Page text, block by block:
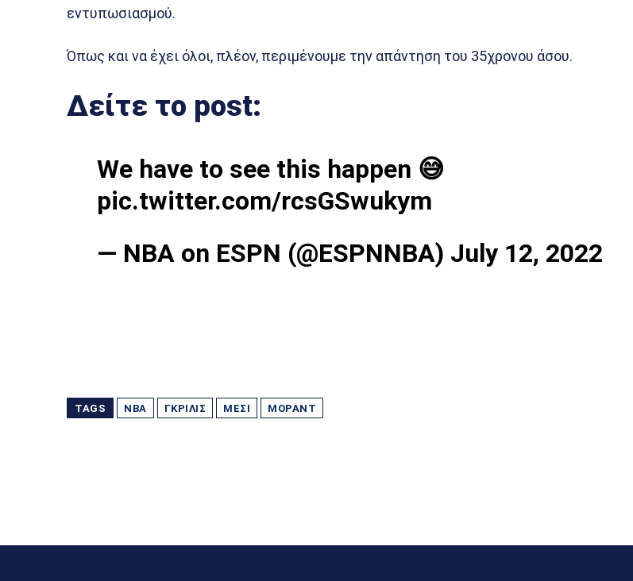
εντυπωσιασμού.
Όπως και να έχει όλοι, πλέον, περιμένουμε την απάντηση του 35χρονου άσου.
Δείτε το post:
We have to see this happen 😅
pic.twitter.com/rcsGSwukym
— NBA on ESPN (@ESPNNBA) July 12, 2022
TAGS NBA ΓΚΡΊΛΙΣ ΜΈΣΙ ΜΟΡΆΝΤ